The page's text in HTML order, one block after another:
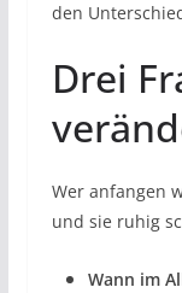
den
Drei
Wer anfangen
und sie ruhig
Wann im